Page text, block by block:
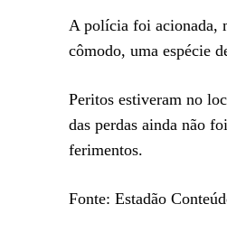
A polícia foi acionada,
cômodo, uma espécie
Peritos estiveram no
das perdas ainda não
ferimentos.
Fonte: Estadão